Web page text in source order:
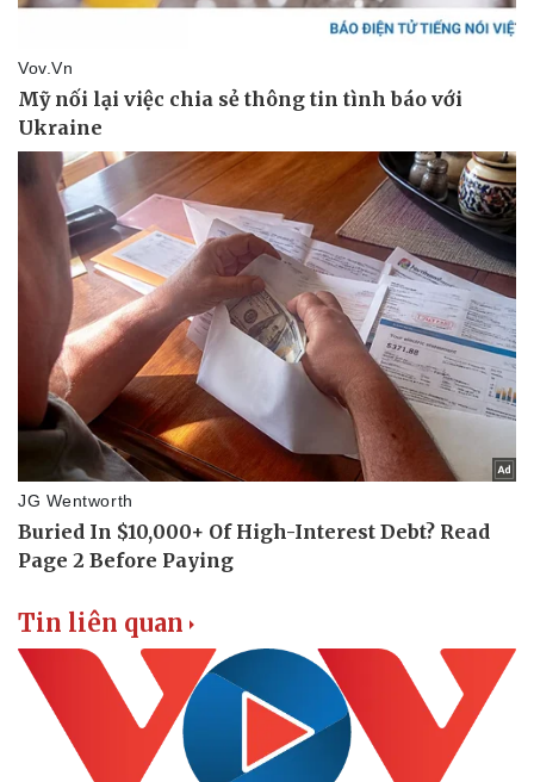
Tin nóng
Việt Nam
Phân tích
Tin liên quan